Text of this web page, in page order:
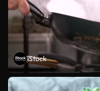
iStock